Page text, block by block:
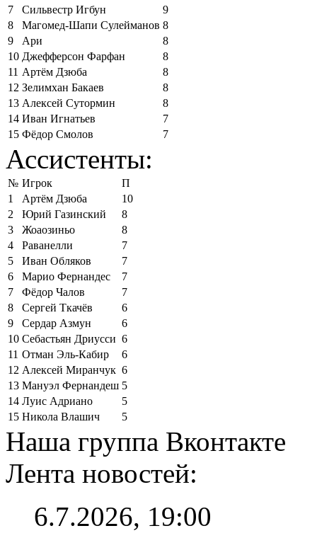
7 Сильвестр Игбун
9
8
Магомед-Шапи Сулейманов 8
9
Ари
8
10 Джефферсон Фарфан
8
11 Артём Дзюба
8
12 Зелимхан Бакаев
8
13 Алексей Сутормин
8
14 Иван Игнатьев
7
15 Фёдор Смолов 7
Ассистенты:
№ Игрок
П
1
Артём Дзюба
10
2
Юрий Газинский
8
3
Жоаозиньо
8
4
Раванелли
7
5
Иван Обляков
7
6
Марио Фернандес
7
7
Фёдор Чалов
7
8
Сергей Ткачёв
6
9
Сердар Азмун
6
10 Себастьян Дриусси 6
11 Отман Эль-Кабир
6
12 Алексей Миранчук 6
13 Мануэл Фернандеш 5
14 Луис Адриано
5
15 Никола Влашич 5
Наша группа Вконтакте
Лента новостей:
6.7.2026, 19:00